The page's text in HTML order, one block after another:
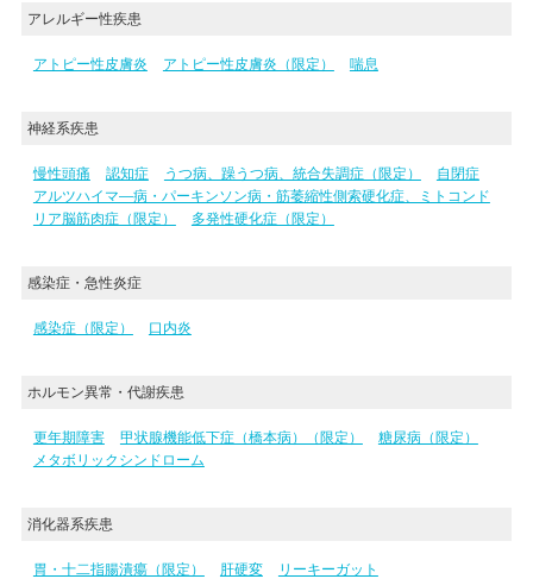
アレルギー性疾患
アトピー性皮膚炎 アトピー性皮膚炎（限定） 喘息
神経系疾患
慢性頭痛 認知症 うつ病、躁うつ病、統合失調症（限定）
自閉症
アルツハイマ―病・パーキンソン病・筋萎縮性側索硬化症、ミトコンド
リア脳筋肉症（限定）
多発性硬化症（限定）
感染症・急性炎症
感染症（限定） 口内炎
ホルモン異常・代謝疾患
更年期障害 甲状腺機能低下症（橋本病）（限定）
糖尿病（限定）
メタボリックシンドローム
消化器系疾患
胃・十二指腸潰瘍（限定） 肝硬変 リーキーガット